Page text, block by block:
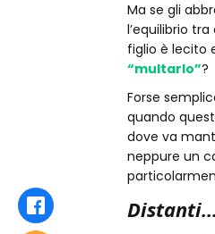
Ma se gli
l’equilibrio
figlio è lecito
“multarlo”?
Forse
quando
dove va
neppure un